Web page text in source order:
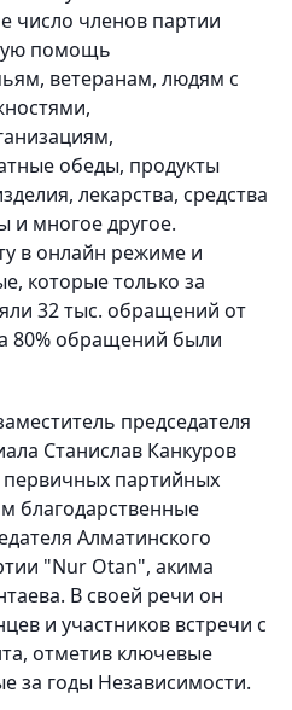
число членов партии
помощь
ветеранам, людям с
обеды, продукты
лекарства, средства
и многое другое.
в онлайн режиме и
которые только за
32 тыс. обращений от
80% обращений были
председателя
Станислав Канкуров
первичных партийных
благодарственные
Алматинского
"Nur Otan", акима
В своей речи он
и участников встречи с
отметив ключевые
за годы Независимости.